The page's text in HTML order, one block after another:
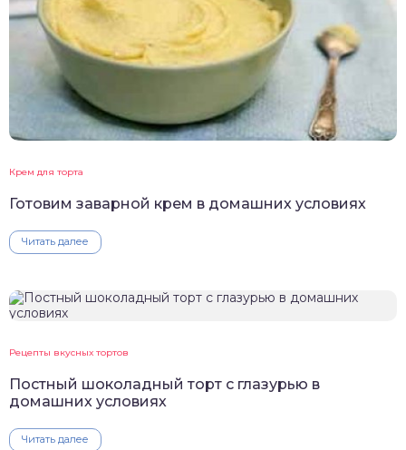
Крем для торта
Готовим заварной крем в домашних условиях
Читать далее
Рецепты вкусных тортов
Постный шоколадный торт с глазурью в
домашних условиях
Читать далее